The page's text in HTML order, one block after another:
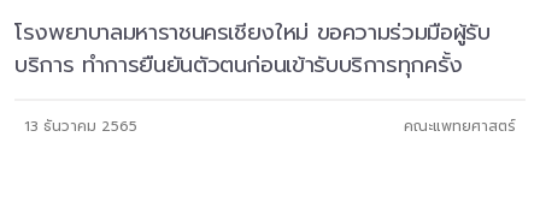
โรงพยาบาลมหาราชนครเชียงใหม่ ขอความร่วมมือผู้รับ
บริการ ทำการยืนยันตัวตนก่อนเข้ารับบริการทุกครั้ง
13 ธันวาคม 2565 คณะแพทยศาสตร์